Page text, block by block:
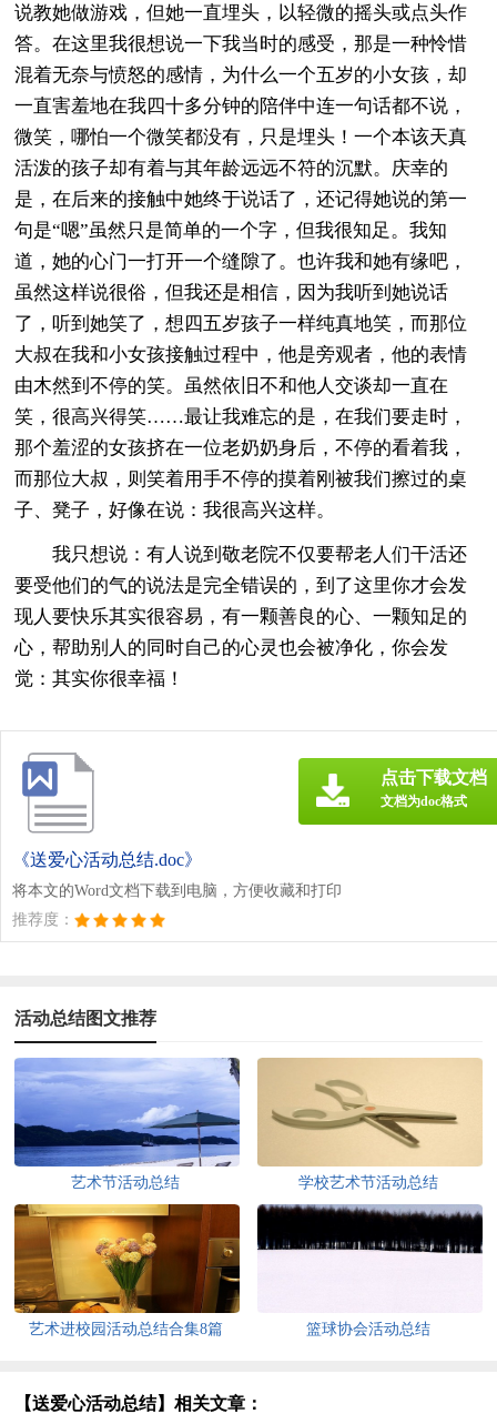
说教她做游戏，但她一直埋头，以轻微的摇头或点头作
答。在这里我很想说一下我当时的感受，那是一种怜惜
混着无奈与愤怒的感情，为什么一个五岁的小女孩，却
一直害羞地在我四十多分钟的陪伴中连一句话都不说，
微笑，哪怕一个微笑都没有，只是埋头！一个本该天真
活泼的孩子却有着与其年龄远远不符的沉默。庆幸的
是，在后来的接触中她终于说话了，还记得她说的第一
句是“嗯”虽然只是简单的一个字，但我很知足。我知
道，她的心门一打开一个缝隙了。也许我和她有缘吧，
虽然这样说很俗，但我还是相信，因为我听到她说话
了，听到她笑了，想四五岁孩子一样纯真地笑，而那位
大叔在我和小女孩接触过程中，他是旁观者，他的表情
由木然到不停的笑。虽然依旧不和他人交谈却一直在
笑，很高兴得笑……最让我难忘的是，在我们要走时，
那个羞涩的女孩挤在一位老奶奶身后，不停的看着我，
而那位大叔，则笑着用手不停的摸着刚被我们擦过的桌
子、凳子，好像在说：我很高兴这样。
我只想说：有人说到敬老院不仅要帮老人们干活还
要受他们的气的说法是完全错误的，到了这里你才会发
现人要快乐其实很容易，有一颗善良的心、一颗知足的
心，帮助别人的同时自己的心灵也会被净化，你会发
觉：其实你很幸福！
《送爱心活动总结.doc》
将本文的Word文档下载到电脑，方便收藏和打印
推荐度：
点击下载文档
文档为doc格式
活动总结图文推荐
艺术节活动总结 学校艺术节活动总结
艺术进校园活动总结合集8篇 篮球协会活动总结
【送爱心活动总结】相关文章：